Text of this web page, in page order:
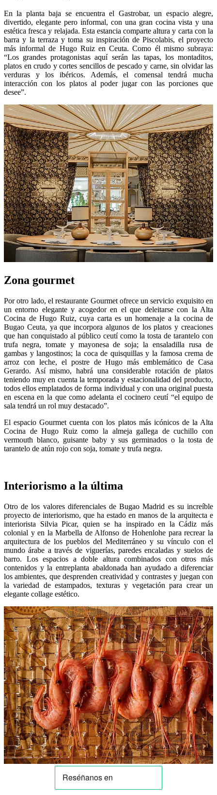
En la planta baja se encuentra el Gastrobar, un espacio alegre,
divertido, elegante pero informal, con una gran cocina vista y una
estética fresca y relajada. Esta estancia comparte altura y carta con la
barra y la terraza y toma su inspiración de Piscolabis, el proyecto
más informal de Hugo Ruiz en Ceuta. Como él mismo subraya:
“Los grandes protagonistas aquí serán las tapas, los montaditos,
platos en crudo y cortes sencillos de pescado y carne, sin olvidar las
verduras y los ibéricos. Además, el comensal tendrá mucha
interacción con los platos al poder jugar con las porciones que
desee”.
Zona gourmet
Por otro lado, el restaurante Gourmet ofrece un servicio exquisito en
un entorno elegante y acogedor en el que deleitarse con la Alta
Cocina de Hugo Ruiz, cuya carta es un homenaje a la cocina de
Bugao Ceuta, ya que incorpora algunos de los platos y creaciones
que han conquistado al público ceutí como la tosta de tarantelo con
trufa negra, tomate y mayonesa de soja; la ensaladilla rusa de
gambas y langostinos; la coca de quisquillas y la famosa crema de
arroz con leche, el postre de Hugo más emblemático de Casa
Gerardo. Así mismo, habrá una considerable rotación de platos
teniendo muy en cuenta la temporada y estacionalidad del producto,
todos ellos emplatados de forma individual y con una original puesta
en escena en la que como adelanta el cocinero ceutí “el equipo de
sala tendrá un rol muy destacado”.
El espacio Gourmet cuenta con los platos más icónicos de la Alta
Cocina de Hugo Ruiz como la almeja gallega de cuchillo con
vermouth blanco, guisante baby y sus germinados o la tosta de
tarantelo de atún rojo con soja, tomate y trufa negra.
Interiorismo a la última
Otro de los valores diferenciales de Bugao Madrid es su increíble
proyecto de interiorismo, que ha estado en manos de la arquitecta e
interiorista Silvia Picar, quien se ha inspirado en la Cádiz más
colonial y en la Marbella de Alfonso de Hohenlohe para recrear la
arquitectura de los pueblos del Mediterráneo y su vínculo con el
mundo árabe a través de viguerías, paredes encaladas y suelos de
barro. Los espacios a doble altura combinados con otros más
contenidos y la entreplanta abaldonada han ayudado a diferenciar
los ambientes, que desprenden creatividad y contrastes y juegan con
la variedad de estampados, texturas y vegetación para crear un
elegante collage estético.